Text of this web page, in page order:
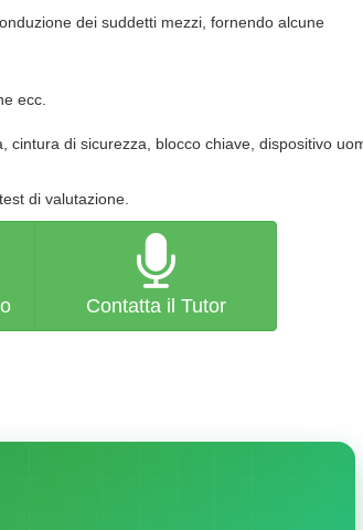
dei suddetti mezzi, fornendo alcune
ecc.
di sicurezza, blocco chiave, dispositivo
di valutazione.
Contatta il Tutor